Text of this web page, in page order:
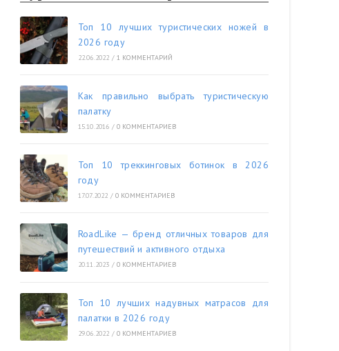
Топ 10 лучших туристических ножей в
2026 году
22.06.2022 / 1 КОММЕНТАРИЙ
Как правильно выбрать туристическую
палатку
15.10.2016 / 0 КОММЕНТАРИЕВ
Топ 10 треккинговых ботинок в 2026
году
17.07.2022 / 0 КОММЕНТАРИЕВ
RoadLike — бренд отличных товаров для
путешествий и активного отдыха
20.11.2023 / 0 КОММЕНТАРИЕВ
Топ 10 лучших надувных матрасов для
палатки в 2026 году
29.06.2022 / 0 КОММЕНТАРИЕВ